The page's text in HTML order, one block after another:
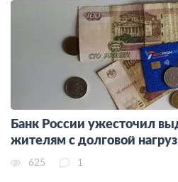
Банк России ужесточил
жителям с долговой
625 1